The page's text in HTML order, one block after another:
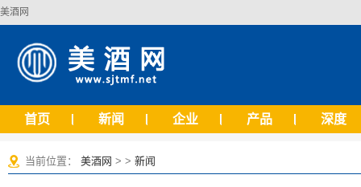
美酒网
首页 新闻 企业 产品 深度
当前位置： 美酒网 > > 新闻